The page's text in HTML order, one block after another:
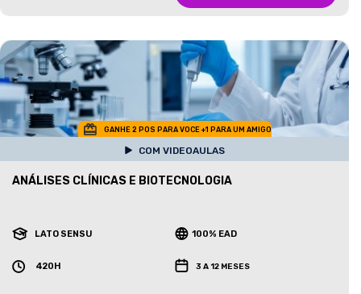
GANHE 2 POS PARA VOCE +1 PARA UM AMIGO
COM VIDEOAULAS
ANÁLISES CLÍNICAS E BIOTECNOLOGIA
LATO SENSU 100% EAD
420H 3 A 12 MESES